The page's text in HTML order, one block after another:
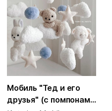
Мобиль "Тед и его
друзья" (с помпонами